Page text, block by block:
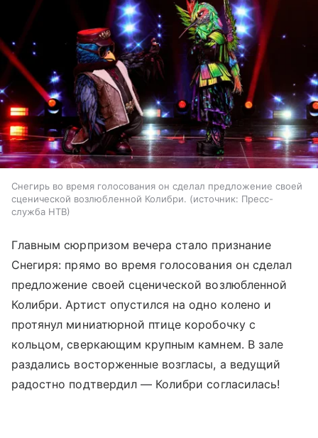
Снегирь во время голосования он сделал предложение своей
сценической возлюбленной Колибри.
источник: Пресс-
служба НТВ
Главным сюрпризом вечера стало признание
Снегиря: прямо во время голосования он сделал
предложение своей сценической возлюбленной
Колибри. Артист опустился на одно колено и
протянул миниатюрной птице коробочку с
кольцом, сверкающим крупным камнем. В зале
раздались восторженные возгласы, а ведущий
радостно подтвердил — Колибри согласилась!